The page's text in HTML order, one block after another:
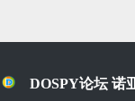
DOSPY论坛 诺